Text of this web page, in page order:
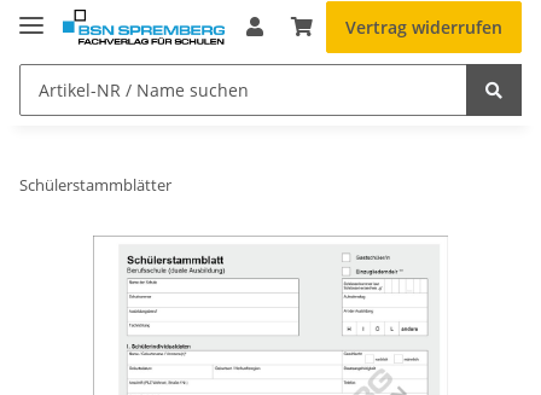
Vertrag widerrufen
Schülerstammblätter